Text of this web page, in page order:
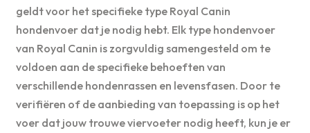
geldt voor het specifieke type Royal Canin
hondenvoer dat je nodig hebt. Elk type hondenvoer
van Royal Canin is zorgvuldig samengesteld om te
voldoen aan de specifieke behoeften van
verschillende hondenrassen en levensfasen. Door te
verifiëren of de aanbieding van toepassing is op het
voer dat jouw trouwe viervoeter nodig heeft, kun je er